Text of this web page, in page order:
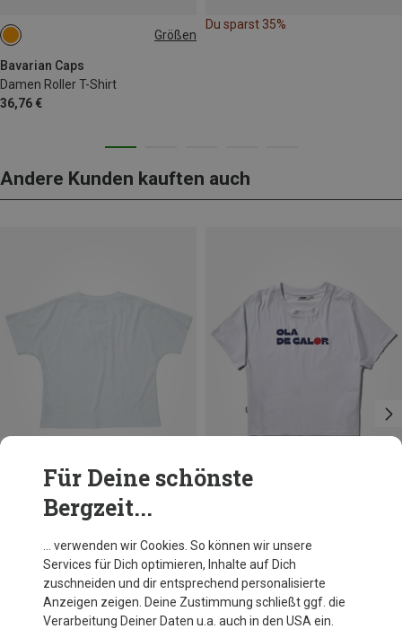
Größen
Bavarian Caps
Damen Roller T-Shirt
36,76 €
XS
Du sparst 35%
Andere Kunden kauften auch
Du sparst 33%
Für Deine schönste
Bergzeit...
… verwenden wir Cookies. So können wir unsere
Services für Dich optimieren, Inhalte auf Dich
zuschneiden und dir entsprechend personalisierte
Anzeigen zeigen. Deine Zustimmung schließt ggf. die
Verarbeitung Deiner Daten u.a. auch in den USA ein.